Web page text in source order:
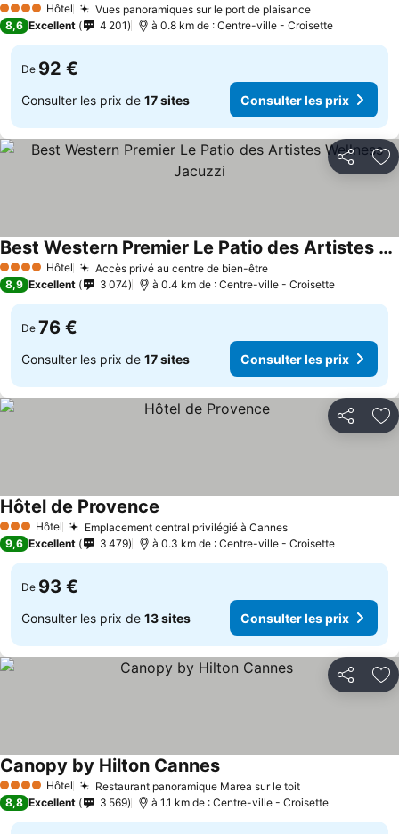
4 Étoiles Hôtel Vues panoramiques sur le port de plaisance
8,6 Excellent 4 201 à 0.8 km de : Centre-ville - Croisette
De 92 €
Consulter les prix de 17 sites Consulter les prix
Partager
4 Étoiles Hôtel Accès privé au centre de bien-être
Best Western Premier Le Patio des Artistes Wellness Jacuzzi
8,9 Excellent 3 074 à 0.4 km de : Centre-ville - Croisette
De 76 €
Consulter les prix de 17 sites Consulter les prix
Partager
3 ÉtoilesHôtel Emplacement central privilégié à Cannes
Hôtel de Provence
9,6 Excellent 3 479 à 0.3 km de : Centre-ville - Croisette
De 93 €
Consulter les prix de 13 sites Consulter les prix
Partager
4 Étoiles Hôtel Restaurant panoramique Marea sur le toit
Canopy by Hilton Cannes
8,8 Excellent 3 569 à 1.1 km de : Centre-ville - Croisette